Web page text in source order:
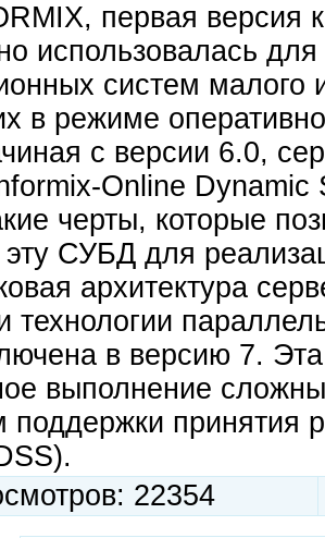
первая версия
использовалась для
систем малого
в режиме
с версии 6.0,
Online
черты, которые
СУБД для
архитектура
технологии
в версию 7.
выполнение
поддержки принятия
22354